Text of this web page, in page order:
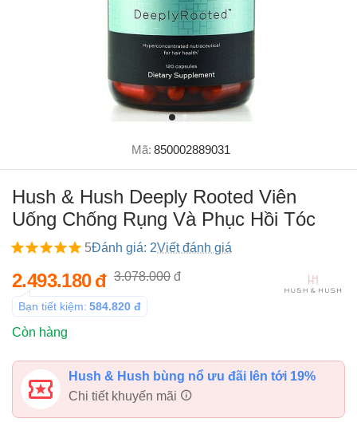
Mã: 850002889031
Hush & Hush Deeply Rooted Viên
Uống Chống Rụng Và Phục Hồi Tóc
5Đánh giá: 2Viết đánh giá
2.493.180đ 3.078.000 đ
Bạn tiết kiệm: 584.820 đ
Còn hàng
Hush & Hush bùng nổ ưu đãi lên tới 19%
Chi tiết khuyến mãi